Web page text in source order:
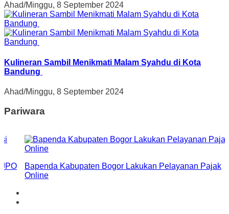
Ahad/Minggu, 8 September 2024
Kulineran Sambil Menikmati Malam Syahdu di Kota
Bandung
Ahad/Minggu, 8 September 2024
Pariwara
Bapenda Kabupaten Bogor Lakukan Pelayanan Pajak
Online